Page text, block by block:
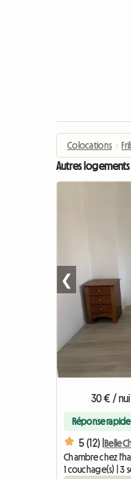
Colocations ›
Autres
❮
30 € /
Réponse rapide
5 (12) |Belle
Chambre chez
1 couchage(s) | 3